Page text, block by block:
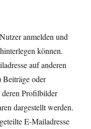
anmelden und
können.
auf anderen
Beiträge oder
deren Profilbilder
dargestellt werden.
E-Mailadresse